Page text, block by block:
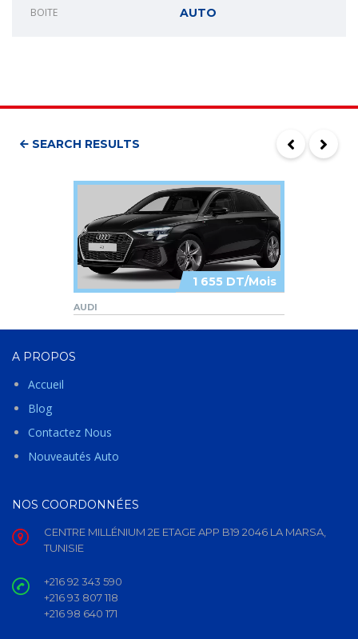
BOITE AUTO
SEARCH RESULTS
1 655 DT/Mois
AUDI
A PROPOS
Accueil
Blog
Contactez Nous
Nouveautés Auto
NOS COORDONNÉES
CENTRE MILLÉNIUM 2E ETAGE APP B19 2046 LA MARSA,
TUNISIE
+216 92 343 590
+216 93 807 118
+216 98 640 171